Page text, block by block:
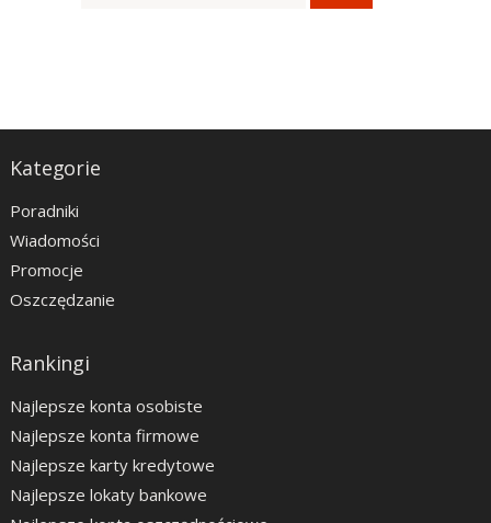
Kategorie
Poradniki
Wiadomości
Promocje
Oszczędzanie
Rankingi
Najlepsze konta osobiste
Najlepsze konta firmowe
Najlepsze karty kredytowe
Najlepsze lokaty bankowe